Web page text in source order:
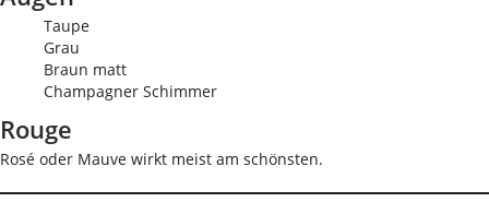
Taupe
Grau
Braun matt
Champagner Schimmer
Rouge
Rosé oder Mauve wirkt meist am schönsten.